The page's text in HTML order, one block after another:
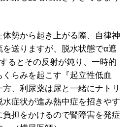
体勢から起き上がる際、自律神
送りますが、脱水状態でα遮
るとその反射が鈍り、一時的
らみを起こす『起立性低血
、利尿薬は尿と一緒にナトリ
症状が進み熱中症を招きやす
負担をかけるので腎障害を発症